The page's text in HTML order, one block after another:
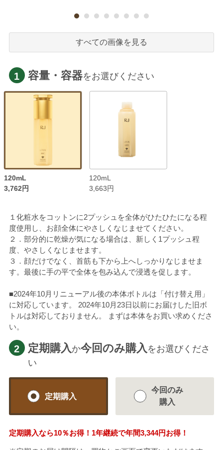
すべての画像を見る
1 容量・容器をお選びください
120mL
3,762円
120mL
3,663円
１化粧水をコットンに2プッシュを全体がひたひたになる程
度使用し、お顔全体にやさしくなじませてください。
２．部分的に乾燥が気になる場合は、新しく1プッシュ程
度、やさしくなじませます。
３．顔だけでなく、首筋も下から上へしっかりなじませま
す。最後に手の平で全体を包み込んで浸透を促します。
■2024年10月リニューアル後の本体ボトルは「付け替え用」
に対応しています。 2024年10月23日以前にお届けした旧ボ
トルは対応しておりません。 まずは本体をお買い求めくださ
い。
2 定期購入 か今回のみ購入 をお選びくださ
い
定期購入
今回のみ
購入
定期購入なら10％お得！1年継続で年間3,344円お得！